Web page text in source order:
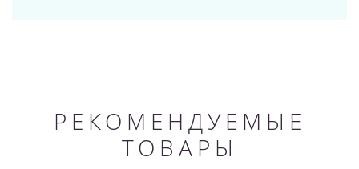
РЕКОМЕНДУЕМЫЕ
ТОВАРЫ